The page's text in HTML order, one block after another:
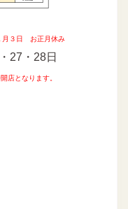
月３日 お正月休み
27・28日
店となります。